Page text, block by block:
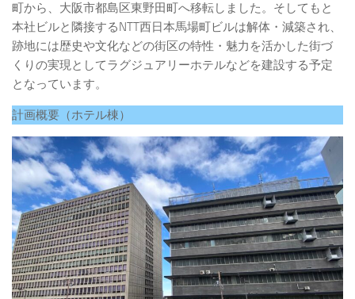
町から、大阪市都島区東野田町へ移転しました。そしてもと
本社ビルと隣接するNTT西日本馬場町ビルは解体・減築され、
跡地には歴史や文化などの街区の特性・魅力を活かした街づ
くりの実現としてラグジュアリーホテルなどを建設する予定
となっています。
計画概要（ホテル棟）